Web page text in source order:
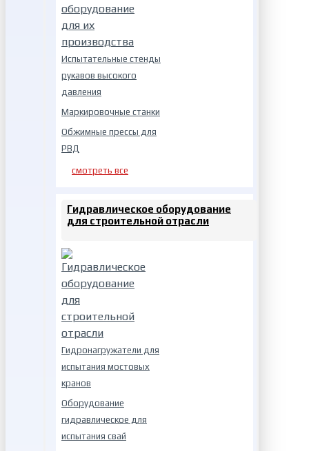
Испытательные стенды
рукавов высокого
давления
Маркировочные станки
Обжимные прессы для
РВД
смотреть все
Гидравлическое оборудование
для строительной отрасли
Гидронагружатели для
испытания мостовых
кранов
Оборудование
гидравлическое для
испытания свай